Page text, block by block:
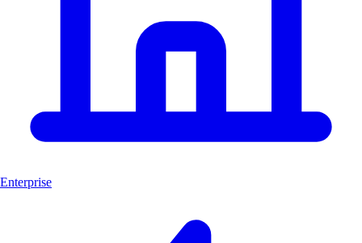
Enterprise